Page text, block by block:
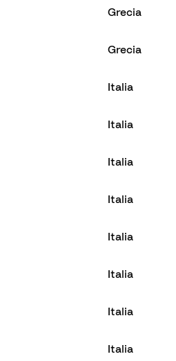
Grecia
Grecia
Italia
Italia
Italia
Italia
Italia
Italia
Italia
Italia